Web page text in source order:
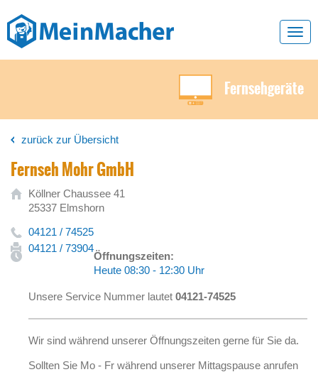
Fernsehgeräte
zurück zur Übersicht
Fernseh Mohr GmbH
Köllner Chaussee 41
25337 Elmshorn
04121 / 74525
04121 / 73904
Öffnungszeiten:
Heute 08:30 - 12:30 Uhr
Unsere Service Nummer lautet 04121-74525
Wir sind während unserer Öffnungszeiten gerne für Sie da.
Sollten Sie Mo - Fr während unserer Mittagspause anrufen